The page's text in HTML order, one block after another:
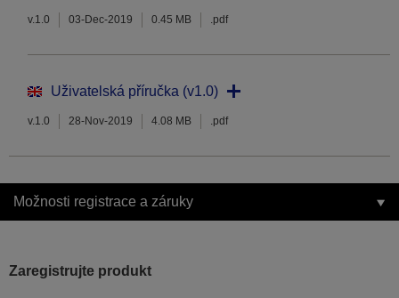
v.1.0 03-Dec-2019 0.45 MB .pdf
Uživatelská příručka (v1.0)
v.1.0 28-Nov-2019 4.08 MB .pdf
Možnosti registrace a záruky
Zaregistrujte produkt